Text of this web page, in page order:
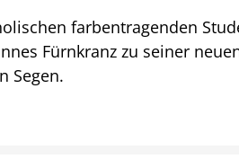
farbentragenden
Fürnkranz zu seiner
Segen.